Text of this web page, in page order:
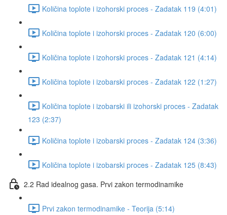
Količina toplote i izohorski proces - Zadatak 119 (4:01)
Količina toplote i izohorski proces - Zadatak 120 (6:00)
Količina toplote i izohorski proces - Zadatak 121 (4:14)
Količina toplote i izobarski proces - Zadatak 122 (1:27)
Količina toplote i izobarski ili izohorski proces - Zadatak
123 (2:37)
Količina toplote i izobarski proces - Zadatak 124 (3:36)
Količina toplote i izobarski proces - Zadatak 125 (8:43)
2.2 Rad idealnog gasa. Prvi zakon termodinamike
Prvi zakon termodinamike - Teorija (5:14)